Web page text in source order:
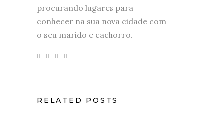
procurando lugares para
conhecer na sua nova cidade com
o seu marido e cachorro.
RELATED POSTS